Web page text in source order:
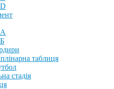
таблиця
стадія